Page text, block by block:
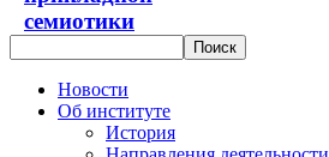
семиотики
Новости
Об институте
История